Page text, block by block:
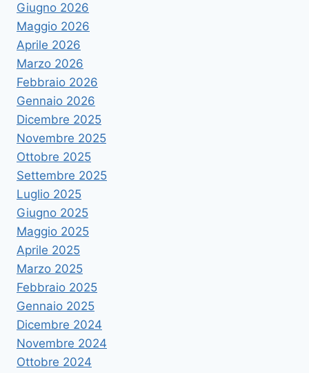
Giugno 2026
Maggio 2026
Aprile 2026
Marzo 2026
Febbraio 2026
Gennaio 2026
Dicembre 2025
Novembre 2025
Ottobre 2025
Settembre 2025
Luglio 2025
Giugno 2025
Maggio 2025
Aprile 2025
Marzo 2025
Febbraio 2025
Gennaio 2025
Dicembre 2024
Novembre 2024
Ottobre 2024